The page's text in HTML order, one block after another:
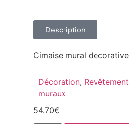
Description
Cimaise mural
Décoration,
muraux
54.70€